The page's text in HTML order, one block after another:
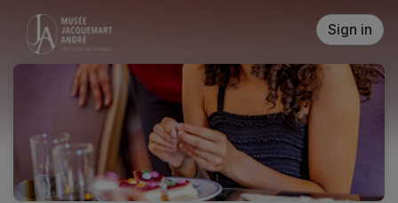
Skip header
Sign in